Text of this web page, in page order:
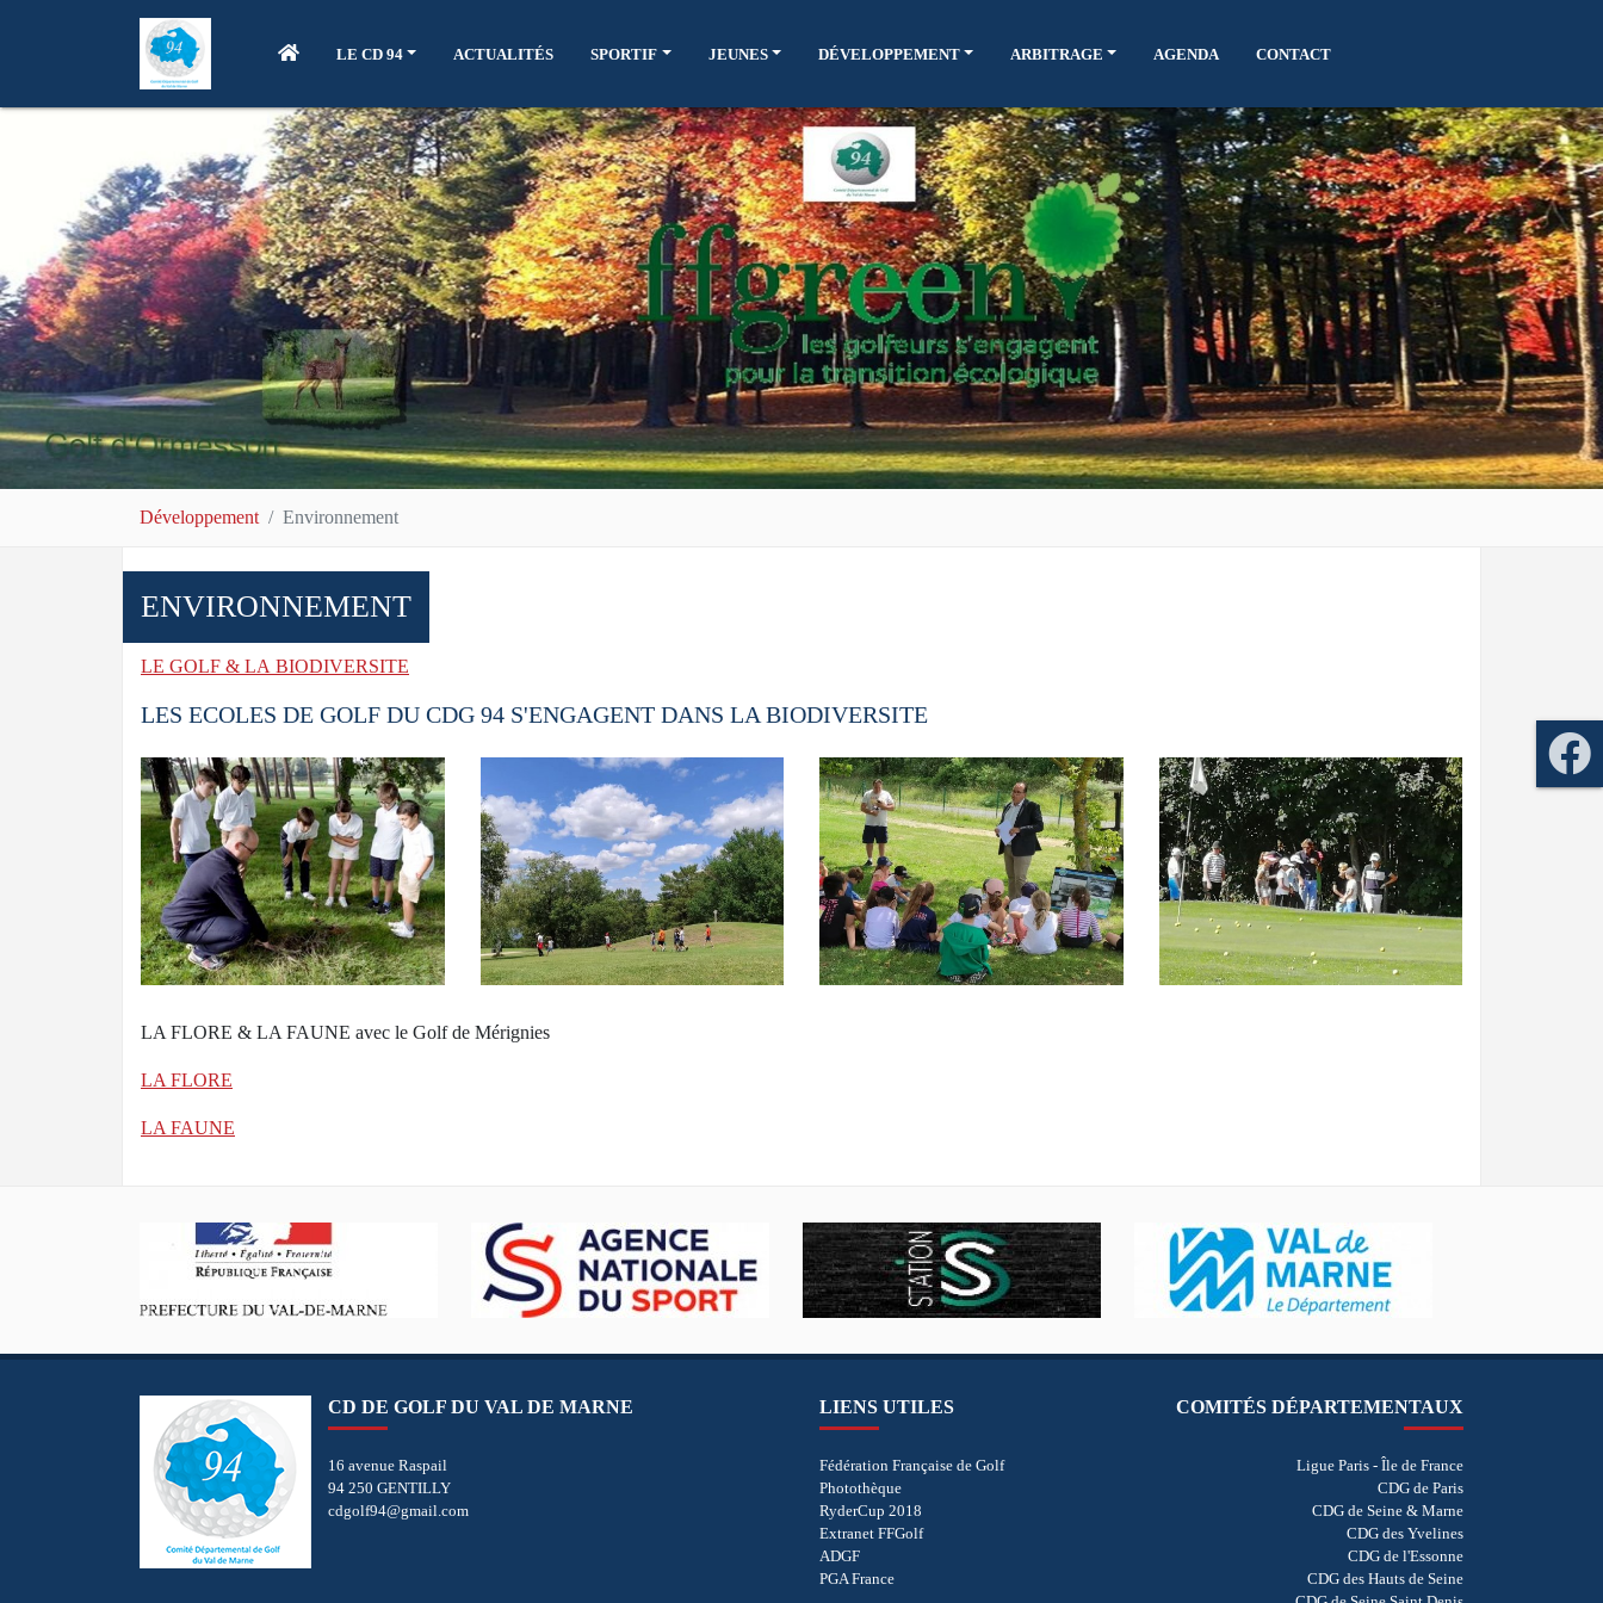
LE CD 94 ACTUALITÉS SPORTIF JEUNES DÉVELOPPEMENT ARBITRAGE AGENDA CONTACT
Développement Environnement
ENVIRONNEMENT
LE GOLF & LA BIODIVERSITE
LES ECOLES DE GOLF DU CDG 94 S'ENGAGENT DANS LA BIODIVERSITE
LA FLORE & LA FAUNE avec le Golf de Mérignies
LA FLORE
LA FAUNE
CD DE GOLF DU VAL DE MARNE
16 avenue Raspail
94 250 GENTILLY
cdgolf94@gmail.com
LIENS UTILES
Fédération Française de Golf
Photothèque
RyderCup 2018
Extranet FFGolf
ADGF
PGA France
COMITÉS DÉPARTEMENTAUX
Ligue Paris - Île de France
CDG de Paris
CDG de Seine & Marne
CDG des Yvelines
CDG de l'Essonne
CDG des Hauts de Seine